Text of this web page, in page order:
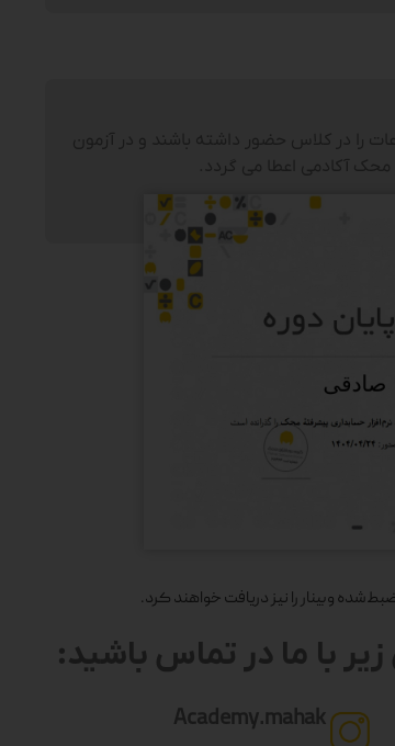
وبینار را نیز دریافت خواهند کرد.
با ما در تماس باشید:
Academy.mahak